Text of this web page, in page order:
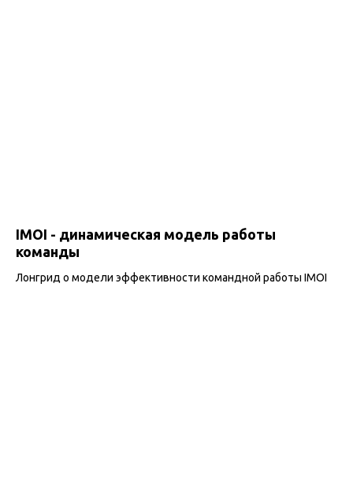
IMOI - динамическая модель работы
команды
Лонгрид о модели эффективности командной работы IMOI